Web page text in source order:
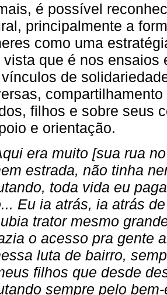
é possível
principalmente a
como uma
vista que é nos
de
filhos e sobre seus
e orientação.
era muito [sua rua
estrada, não tinha
toda vida eu
Eu ia atrás, ia atrás
trator mesmo
o acesso pra gente
luta de bairro,
filhos que desde
sempre pelo